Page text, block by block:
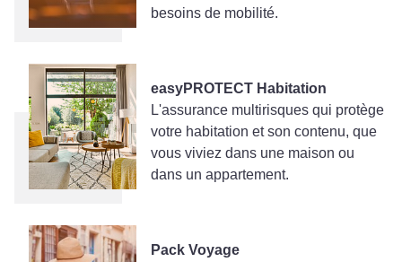
besoins de mobilité.
easyPROTECT Habitation
L'assurance multirisques qui protège
votre habitation et son contenu, que
vous viviez dans une maison ou
dans un appartement.
Pack Voyage